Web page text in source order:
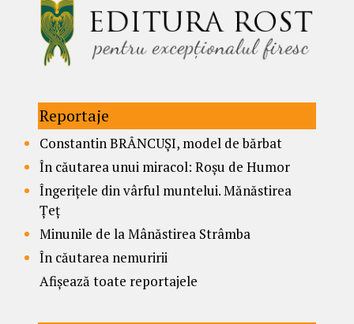
Reportaje
Constantin BRÂNCUȘI, model de bărbat
În căutarea unui miracol: Roșu de Humor
Îngerițele din vârful muntelui. Mănăstirea
Țeț
Minunile de la Mânăstirea Strâmba
În căutarea nemuririi
Afișează toate reportajele